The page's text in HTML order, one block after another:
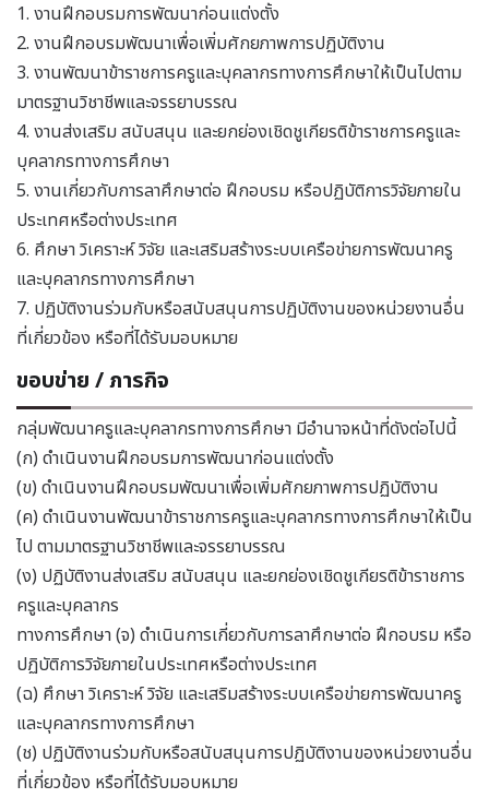
1. งานฝึกอบรมการพัฒนาก่อนแต่งตั้ง
2. งานฝึกอบรมพัฒนาเพื่อเพิ่มศักยภาพการปฏิบัติงาน
3. งานพัฒนาข้าราชการครูและบุคลากรทางการศึกษาให้เป็นไปตาม
มาตรฐานวิชาชีพและจรรยาบรรณ
4. งานส่งเสริม สนับสนุน และยกย่องเชิดชูเกียรติข้าราชการครูและ
บุคลากรทางการศึกษา
5. งานเกี่ยวกับการลาศึกษาต่อ ฝึกอบรม หรือปฏิบัติการวิจัยภายใน
ประเทศหรือต่างประเทศ
6. ศึกษา วิเคราะห์ วิจัย และเสริมสร้างระบบเครือข่ายการพัฒนาครู
และบุคลากรทางการศึกษา
7. ปฏิบัติงานร่วมกับหรือสนับสนุนการปฏิบัติงานของหน่วยงานอื่น
ที่เกี่ยวข้อง หรือที่ได้รับมอบหมาย
ขอบข่าย / ภารกิจ
กลุ่มพัฒนาครูและบุคลากรทางการศึกษา มีอำนาจหน้าที่ดังต่อไปนี้
(ก) ดำเนินงานฝึกอบรมการพัฒนาก่อนแต่งตั้ง
(ข) ดำเนินงานฝึกอบรมพัฒนาเพื่อเพิ่มศักยภาพการปฏิบัติงาน
(ค) ดำเนินงานพัฒนาข้าราชการครูและบุคลากรทางการศึกษาให้เป็น
ไป ตามมาตรฐานวิชาชีพและจรรยาบรรณ
(ง) ปฏิบัติงานส่งเสริม สนับสนุน และยกย่องเชิดชูเกียรติข้าราชการ
ครูและบุคลากร
ทางการศึกษา (จ) ดำเนินการเกี่ยวกับการลาศึกษาต่อ ฝึกอบรม หรือ
ปฏิบัติการวิจัยภายในประเทศหรือต่างประเทศ
(ฉ) ศึกษา วิเคราะห์ วิจัย และเสริมสร้างระบบเครือข่ายการพัฒนาครู
และบุคลากรทางการศึกษา
(ช) ปฏิบัติงานร่วมกับหรือสนับสนุนการปฏิบัติงานของหน่วยงานอื่น
ที่เกี่ยวข้อง หรือที่ได้รับมอบหมาย